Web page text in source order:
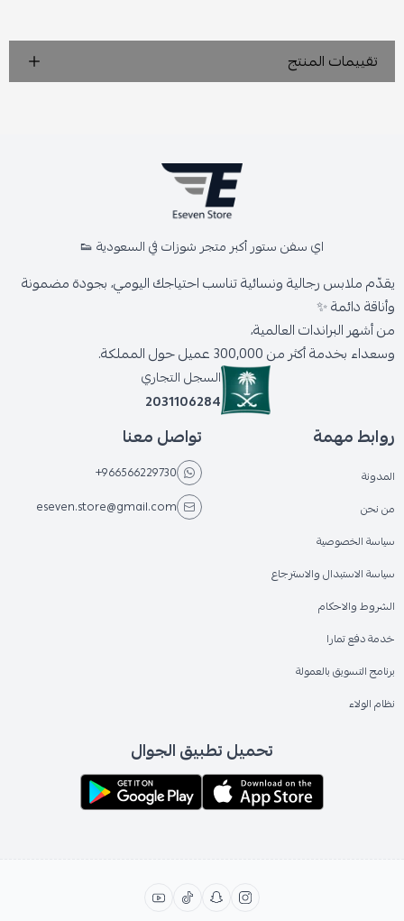
تقييمات المنتج
اي سفن ستور أكبر متجر شوزات في السعودية 👟
يقدّم ملابس رجالية ونسائية تناسب احتياجك اليومي، بجودة مضمونة
وأناقة دائمة ✨
من أشهر البراندات العالمية،
وسعداء بخدمة أكثر من 300,000 عميل حول المملكة.
السجل التجاري
2031106284
روابط مهمة
المدونة
من نحن
سياسة الخصوصية
سياسة الاستبدال والاسترجاع
الشروط والاحكام
خدمة دفع تمارا
برنامج التسويق بالعمولة
نظام الولاء
تواصل معنا
+966566229730
eseven.store@gmail.com
تحميل تطبيق الجوال